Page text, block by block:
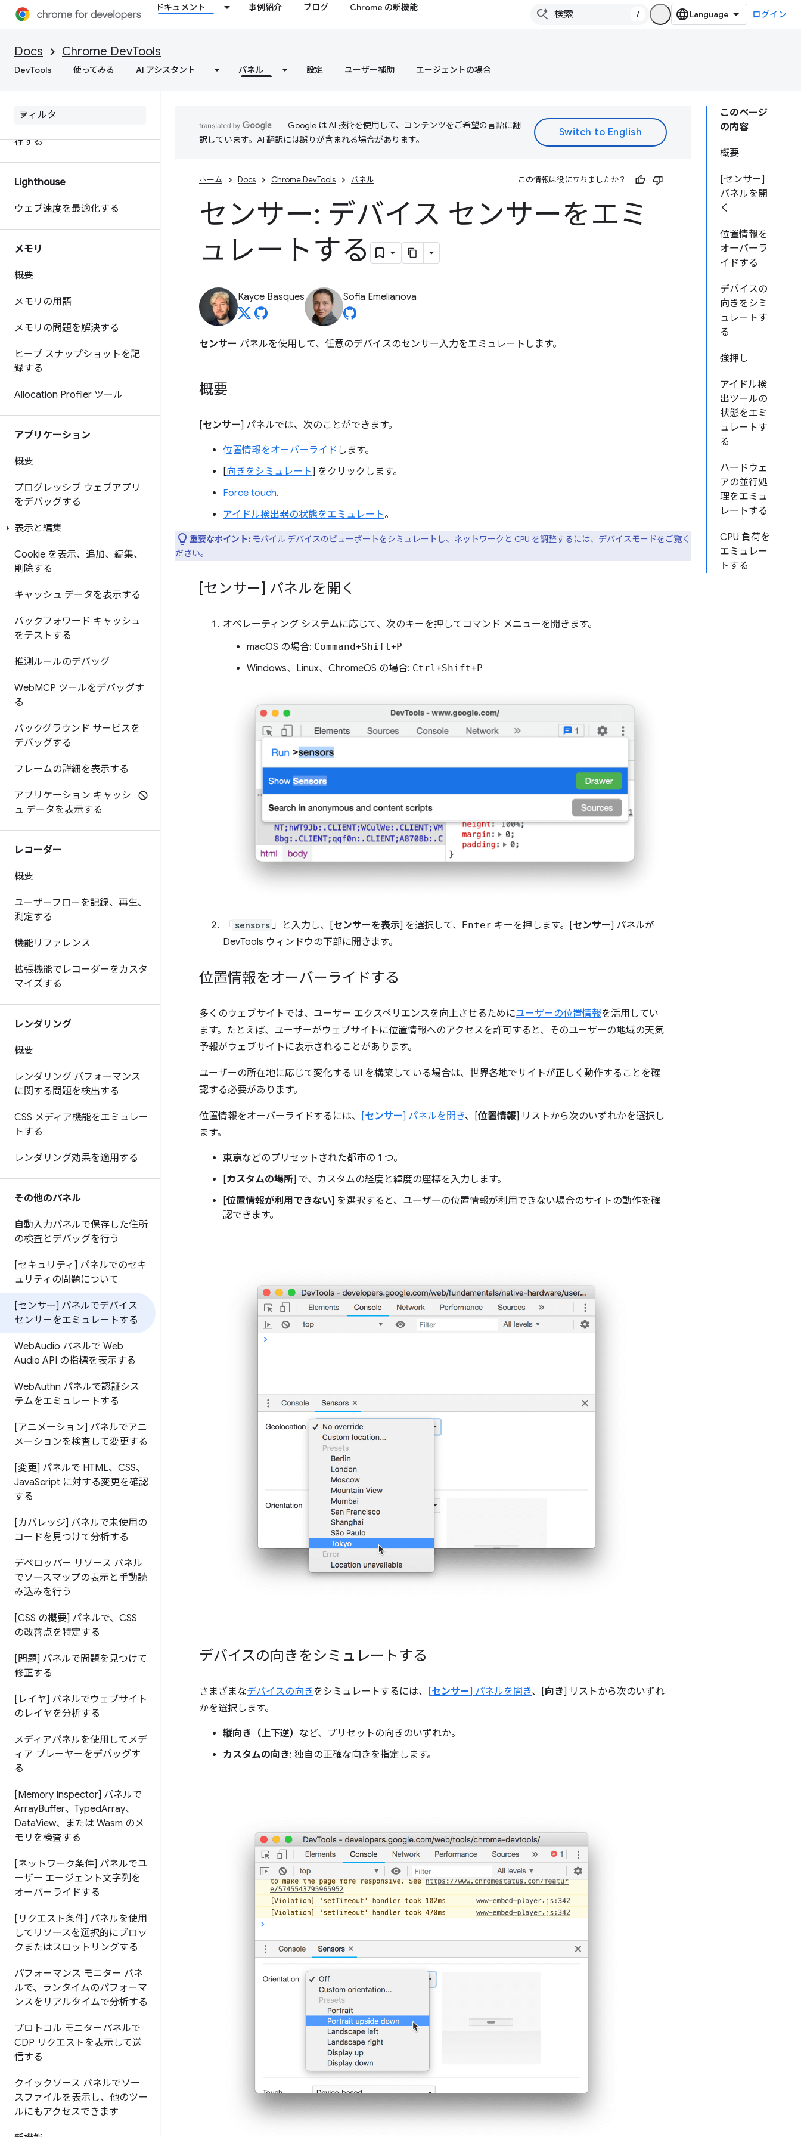
ドキュメント 事例紹介 ブログ Chrome の新機能
/ ログイン
Docs Chrome DevTools
DevTools 使ってみる AI アシスタント パネル 設定 ユーザー補助 エージェントの場合
extensibility API を使用してパ
マイズする
ウェブサイトのパフォーマンス
存する
Lighthouse
ウェブ速度を最適化する
メモリ
概要
メモリの用語
メモリの問題を解決する
ヒープ スナップショットを記
録する
Allocation Profiler ツール
アプリケーション
概要
プログレッシブ ウェブアプリ
をデバッグする
表示と編集
Cookie を表示、追加、編集、
削除する
キャッシュ データを表示する
バックフォワード キャッシュ
をテストする
推測ルールのデバッグ
WebMCP ツールをデバッグす
る
バックグラウンド サービスを
デバッグする
フレームの詳細を表示する
アプリケーション キャッシ
ュ データを表示する
レコーダー
概要
ユーザーフローを記録、再生、
測定する
機能リファレンス
拡張機能でレコーダーをカスタ
マイズする
レンダリング
概要
レンダリング パフォーマンス
に関する問題を検出する
CSS メディア機能をエミュレー
トする
レンダリング効果を適用する
その他のパネル
自動入力パネルで保存した住所
の検査とデバッグを行う
[セキュリティ] パネルでのセキ
ュリティの問題について
[センサー] パネルでデバイス
センサーをエミュレートする
WebAudio パネルで Web
Audio API の指標を表示する
WebAuthn パネルで認証シス
テムをエミュレートする
[アニメーション] パネルでアニ
メーションを検査して変更する
[変更] パネルで HTML、CSS、
JavaScript に対する変更を確認
する
[カバレッジ] パネルで未使用の
コードを見つけて分析する
デベロッパー リソース パネル
でソースマップの表示と手動読
み込みを行う
[CSS の概要] パネルで、CSS
の改善点を特定する
[問題] パネルで問題を見つけて
修正する
[レイヤ] パネルでウェブサイト
のレイヤを分析する
メディアパネルを使用してメデ
ィア プレーヤーをデバッグす
る
[Memory Inspector] パネルで
ArrayBuffer、TypedArray、
DataView、または Wasm のメ
モリを検査する
[ネットワーク条件] パネルでユ
ーザー エージェント文字列を
オーバーライドする
[リクエスト条件] パネルを使用
してリソースを選択的にブロッ
クまたはスロットリングする
パフォーマンス モニター パネ
ルで、ランタイムのパフォーマ
ンスをリアルタイムで分析する
プロトコル モニターパネルで
CDP リクエストを表示して送
信する
クイックソース パネルでソー
スファイルを表示し、他のツー
ルにもアクセスできます
このページ
の内容
概要
[センサー]
パネルを開
く
位置情報を
オーバーラ
イドする
デバイスの
向きをシミ
ュレートす
る
強押し
アイドル検
出ツールの
状態をエミ
ュレートす
る
ハードウェ
アの並行処
理をエミュ
レートする
CPU 負荷を
エミュレー
トする
Google は AI 技術を使用して、コンテンツをご希望の言語に翻
訳しています。AI 翻訳には誤りが含まれる場合があります。
ホーム Docs Chrome DevTools パネル この情報は役に立ちましたか？
センサー: デバイス センサーをエミ
ュレートする
Kayce Basques Sofia Emelianova
センサー パネルを使用して、任意のデバイスのセンサー入力をエミュレートします。
概要
[センサー] パネルでは、次のことができます。
位置情報をオーバーライド します。
[向きをシミュレート] をクリックします。
Force touch.
アイドル検出器の状態をエミュレート。
重要なポイント: モバイル デバイスのビューポートをシミュレートし、ネットワークと CPU を調整するには、 デバイスモードをご覧く
ださい。
[センサー] パネルを開く
オペレーティング システムに応じて、次のキーを押してコマンド メニューを開きます。
macOS の場合: Command+Shift+P
Windows、Linux、ChromeOS の場合: Ctrl+Shift+P
「 sensors 」と入力し、[センサーを表示] を選択して、 Enter キーを押します。[センサー] パネルが
DevTools ウィンドウの下部に開きます。
位置情報をオーバーライドする
多くのウェブサイトでは、ユーザー エクスペリエンスを向上させるためにユーザーの位置情報を活用してい
ます。たとえば、ユーザーがウェブサイトに位置情報へのアクセスを許可すると、そのユーザーの地域の天気
予報がウェブサイトに表示されることがあります。
ユーザーの所在地に応じて変化する UI を構築している場合は、世界各地でサイトが正しく動作することを確
認する必要があります。
位置情報をオーバーライドするには、 [センサー] パネルを開き、[位置情報] リストから次のいずれかを選択し
ます。
東京などのプリセットされた都市の 1 つ。
[カスタムの場所] で、カスタムの経度と緯度の座標を入力します。
[位置情報が利用できない] を選択すると、ユーザーの位置情報が利用できない場合のサイトの動作を確
認できます。
デバイスの向きをシミュレートする
さまざまなデバイスの向きをシミュレートするには、 [センサー] パネルを開き、[向き] リストから次のいずれ
かを選択します。
縦向き（上下逆） など、プリセットの向きのいずれか。
カスタムの向き: 独自の正確な向きを指定します。